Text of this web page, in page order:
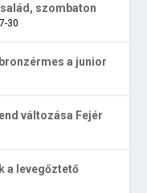
szombaton
30
a junior
változása Fejér
a levegőztető